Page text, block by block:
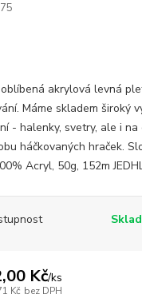
akrylová levná
Máme skladem široký
- halenky, svetry, ale i na
háčkovaných hraček.
Acryl, 50g, 152m
Kč/ks
Kč bez DPH